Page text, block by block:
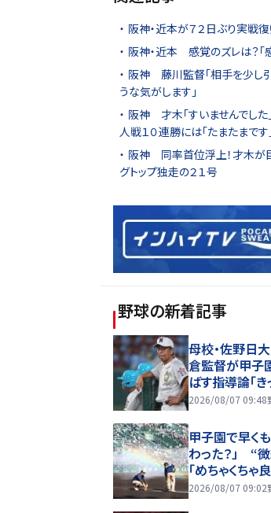
阪神・近本が７２日ぶり実戦
阪神・近本 感覚のズレは？「
阪神 藤川監督「相手を少し
うな気がします」
阪神 才木「すいませんでした
人戦１０連勝には「たまたまです
阪神 同率首位浮上！才木が
グトップ独走の２１号
野球の新着記事
母校・佐野日
倉監督が甲子
ばす指導論「
2026/08/07 09:48
甲子園で早く
わった？」 “
「めちゃくちゃ
2026/08/07 09:02